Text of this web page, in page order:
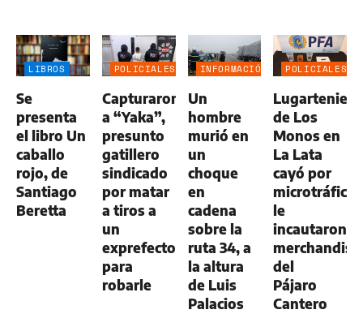
LIBROS
Se
presenta
el libro Un
caballo
rojo, de
Santiago
Beretta
POLICIALES
Capturaron
a “Yaka”,
presunto
gatillero
sindicado
por matar
a tiros a
un
exprefecto
para
robarle
INFORMACIÓN
Un
hombre
murió en
un
choque
en
cadena
sobre la
ruta 34, a
la altura
de Luis
Palacios
POLICIALES
de Los
Monos en
La Lata
cayó por
microtráfico:
le
incautaron
del
Pájaro
Cantero